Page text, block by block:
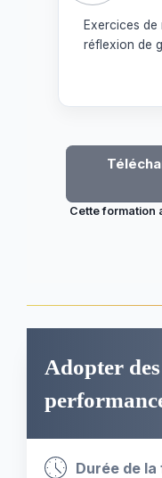
Exercices de
réflexion de
Cette formation
Adopter
Durée de